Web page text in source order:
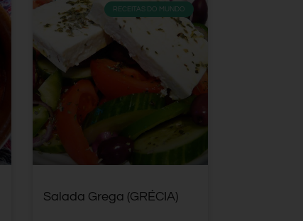
RECEITAS DO MUNDO
Salada Grega (GRÉCIA)